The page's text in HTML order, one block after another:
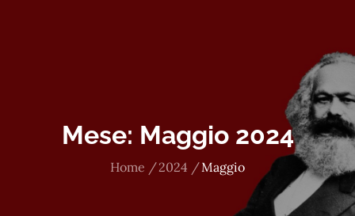
Mese: Maggio 2024
Home 2024 Maggio